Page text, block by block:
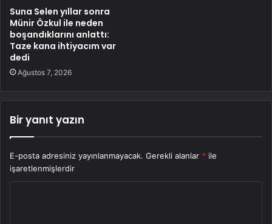
Suna Selen yıllar sonra
Münir Özkul ile neden
boşandıklarını anlattı:
Taze kana ihtiyacım var
dedi
Ağustos 7, 2026
Bir yanıt yazın
E-posta adresiniz yayınlanmayacak. Gerekli alanlar * ile
işaretlenmişlerdir